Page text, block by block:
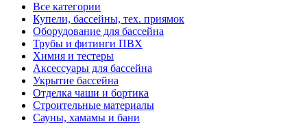
Все категории
Купели, бассейны, тех. приямок
Оборудование для бассейна
Трубы и фитинги ПВХ
Химия и тестеры
Аксессуары для бассейна
Укрытие бассейна
Отделка чаши и бортика
Строительные материалы
Сауны, хамамы и бани